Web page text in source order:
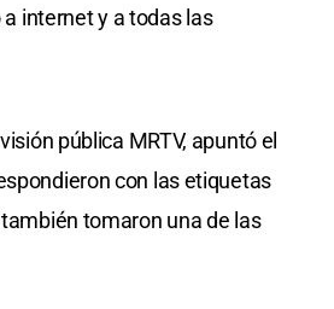
internet y a todas las
pública MRTV, apuntó el
con las etiquetas
tomaron una de las